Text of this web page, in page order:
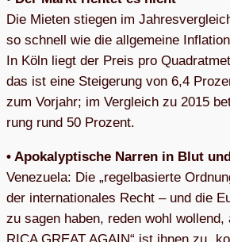
Die Mie­ten stie­gen im
so schnell wie die all­ge­meine
In Köln liegt der Preis pro
das ist eine Stei­ge­rung von 6,4
zum Vor­jahr; im Ver­gleich zu 2015
rung rund 50 Prozent.
• Apo­ka­lyp­ti­sche Nar­ren in Blut
Vene­zuela: Die „regel­ba­sierte
der inter­na­tio­na­les Recht – und die
zu sagen haben, reden wohl
RICA GREAT AGAIN“ ist ihnen zu